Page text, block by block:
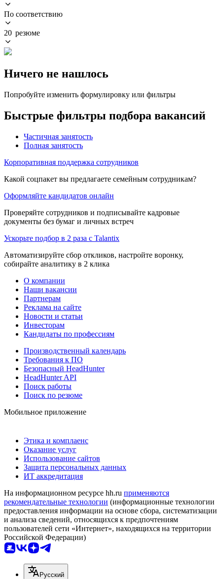
По соответствию
20 резюме
Ничего не нашлось
Попробуйте изменить формулировку или фильтры
Быстрые фильтры подбора вакансий
Частичная занятость
Полная занятость
Корпоративная поддержка сотрудников
Какой соцпакет вы предлагаете семейным сотрудникам?
Оформляйте кандидатов онлайн
Проверяйте сотрудников и подписывайте кадровые
документы без бумаг и личных встреч
Ускорьте подбор в 2 раза с Talantix
Автоматизируйте сбор откликов, настройте воронку,
собирайте аналитику в 2 клика
О компании
Наши вакансии
Партнерам
Реклама на сайте
Новости и статьи
Инвесторам
Кандидаты по профессиям
Производственный календарь
Требования к ПО
Безопасный HeadHunter
HeadHunter API
Поиск работы
Поиск по резюме
Мобильное приложение
Этика и комплаенс
Оказание услуг
Использование сайтов
Защита персональных данных
ИТ аккредитация
На информационном ресурсе hh.ru применяются
рекомендательные технологии (информационные технологии
предоставления информации на основе сбора, систематизации
и анализа сведений, относящихся к предпочтениям
пользователей сети «Интернет», находящихся на территории
Российской Федерации)
Русский